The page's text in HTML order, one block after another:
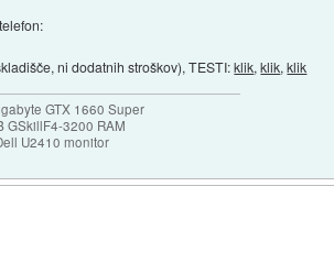
ni dodatnih stroškov), TESTI:klik,klik,klik
GTX 1660 Super
GSkillF4-3200 RAM
U2410 monitor